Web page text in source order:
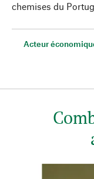
chemises du
Acteur